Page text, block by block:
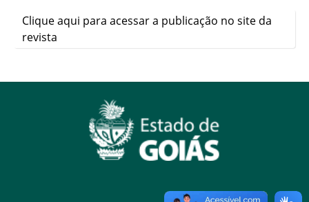
Clique aqui para acessar a publicação no site da
revista